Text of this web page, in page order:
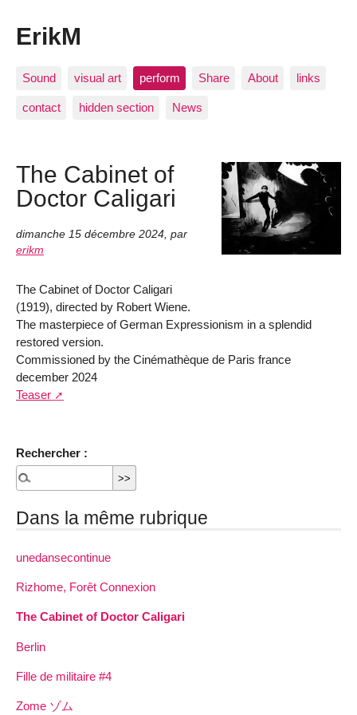
ErikM
Sound visual art perform Share About links
contact hidden section News
The Cabinet of
Doctor Caligari
dimanche 15 décembre 2024 par
erikm
The Cabinet of Doctor Caligari
(1919), directed by Robert Wiene.
The masterpiece of German Expressionism in a splendid
restored version.
Commissioned by the Cinémathèque de Paris france
december 2024
Teaser
Rechercher :
Dans la même rubrique
unedansecontinue
Rizhome, Forêt Connexion
The Cabinet of Doctor Caligari
Berlin
Fille de militaire #4
Zome ゾム